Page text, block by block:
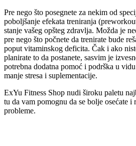
Pre nego što posegnete za nekim od
poboljšanje efekata treniranja
stanje vašeg opšteg zdravlja. Možda je
pre nego što počnete da trenirate bude
poput vitaminskog deficita. Čak i ako
planirate to da postanete, sasvim je
potrebna dodatna pomoć i podrška u
manje stresa i suplementacije.
ExYu Fitness Shop nudi široku paletu
tu da vam pomognu da se bolje osećate i
probleme.